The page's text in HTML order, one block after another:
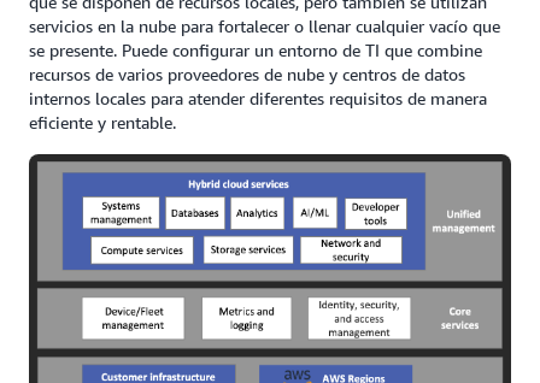
servicios en la nube para fortalecer o llenar cualquier vacío que
se presente. Puede configurar un entorno de TI que combine
recursos de varios proveedores de nube y centros de datos
internos locales para atender diferentes requisitos de manera
eficiente y rentable.